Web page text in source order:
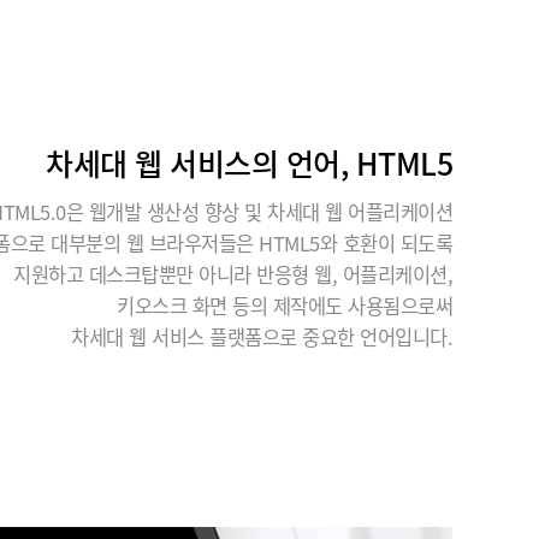
차세대 웹 서비스의 언어, HTML5
은 웹개발 생산성 향상 및 차세대 웹 어플리케이션
으로 대부분의 웹 브라우저들은 HTML5와 호환이 되도록
지원하고 데스크탑뿐만 아니라 반응형 웹, 어플리케이션,
키오스크 화면 등의 제작에도 사용됨으로써
차세대 웹 서비스 플랫폼으로 중요한 언어입니다.